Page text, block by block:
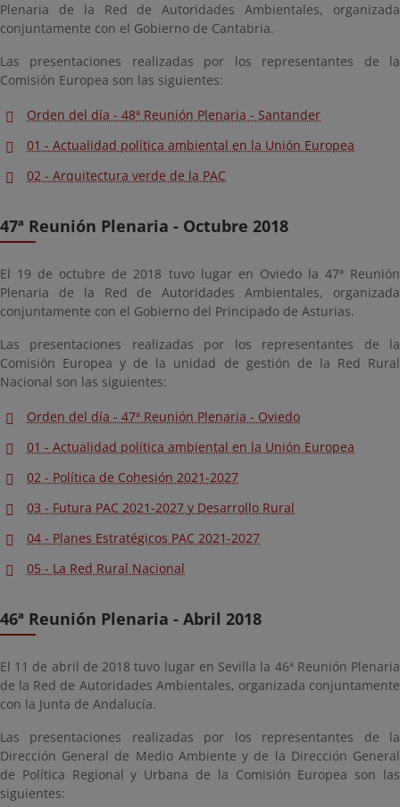
Plenaria de la Red de Autoridades Ambientales, organizada
conjuntamente con el Gobierno de Cantabria.
Las presentaciones realizadas por los representantes de la
Comisión Europea son las siguientes:
Orden del día - 48ª Reunión Plenaria - Santander
01 - Actualidad política ambiental en la Unión Europea
02 - Arquitectura verde de la PAC
47ª Reunión Plenaria - Octubre 2018
El 19 de octubre de 2018 tuvo lugar en Oviedo la 47ª Reunión
Plenaria de la Red de Autoridades Ambientales, organizada
conjuntamente con el Gobierno del Principado de Asturias.
Las presentaciones realizadas por los representantes de la
Comisión Europea y de la unidad de gestión de la Red Rural
Nacional son las siguientes:
Orden del día - 47ª Reunión Plenaria - Oviedo
01 - Actualidad política ambiental en la Unión Europea
02 - Política de Cohesión 2021-2027
03 - Futura PAC 2021-2027 y Desarrollo Rural
04 - Planes Estratégicos PAC 2021-2027
05 - La Red Rural Nacional
46ª Reunión Plenaria - Abril 2018
El 11 de abril de 2018 tuvo lugar en Sevilla la 46ª Reunión Plenaria
de la Red de Autoridades Ambientales, organizada conjuntamente
con la Junta de Andalucía.
Las presentaciones realizadas por los representantes de la
Dirección General de Medio Ambiente y de la Dirección General
de Política Regional y Urbana de la Comisión Europea son las
siguientes: